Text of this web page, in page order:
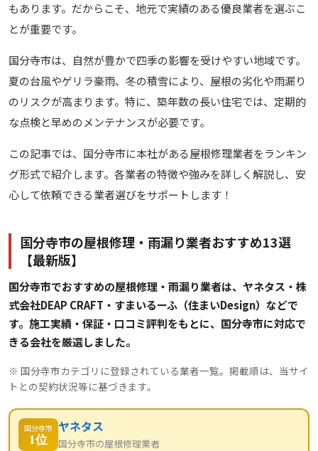
もあります。だからこそ、地元で実績のある優良業者を選ぶこ
とが重要です。
国分寺市は、自然が豊かで四季の影響を受けやすい地域です。
夏の台風やゲリラ豪雨、冬の積雪により、屋根の劣化や雨漏り
のリスクが高まります。特に、築年数の長い住宅では、定期的
な点検と早めのメンテナンスが必要です。
この記事では、国分寺市に本社がある屋根修理業者をランキン
グ形式で紹介します。各業者の特徴や強みを詳しく解説し、安
心して依頼できる業者選びをサポートします！
国分寺市の屋根修理・雨漏り業者おすすめ13選
【最新版】
国分寺市でおすすめの屋根修理・雨漏り業者は、ヤネタス・株
式会社DEAP CRAFT・すまいるーふ（住まいDesign）などで
す。施工実績・保証・口コミ評判をもとに、国分寺市に対応で
きる会社を厳選しました。
※ 国分寺市カテゴリに登録されている業者一覧。掲載順は、当サイ
トとの契約状況等に基づきます。
国分寺市
1位
ヤネタス
国分寺市の屋根修理業者